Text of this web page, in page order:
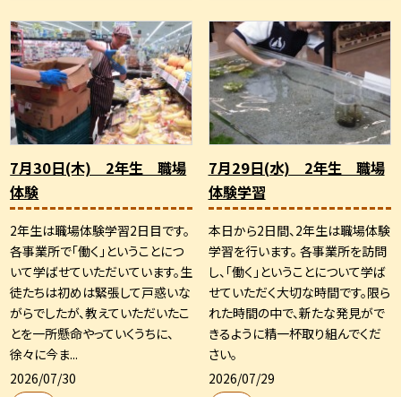
7月30日(木) 2年生 職場
体験
2年生は職場体験学習2日目です。
各事業所で「働く」ということにつ
いて学ばせていただいています。生
徒たちは初めは緊張して戸惑いな
がらでしたが、教えていただいたこ
とを一所懸命やっていくうちに、
徐々に今ま...
2026/07/30
7月29日(水) 2年生 職場
体験学習
本日から2日間、2年生は職場体験
学習を行います。 各事業所を訪問
し、「働く」ということについて学ば
せていただく大切な時間です。限ら
れた時間の中で、新たな発見がで
きるように精一杯取り組んでくだ
さい。
2026/07/29